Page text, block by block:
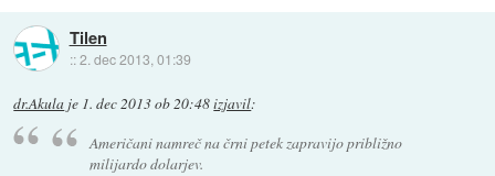
Tilen
::2. dec 2013, 01:39
dr.Akula je 1. dec 2013 ob 20:48izjavil:
Američani namreč na črni petek zapravijo približno
milijardo dolarjev.